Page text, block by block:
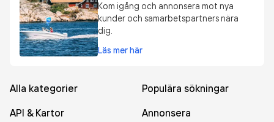
Kom igång och annonsera mot nya
kunder och samarbetspartners nära
dig.
Läs mer här
Alla kategorier
Populära sökningar
API & Kartor
Annonsera